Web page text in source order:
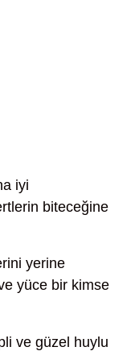
iyi
biteceğine
yerine
yüce bir kimse
ve güzel huylu